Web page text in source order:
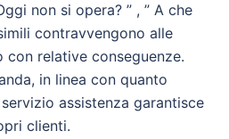
non si opera? ” , ” A che
contravvengono alle
con relative conseguenze.
in linea con quanto
assistenza garantisce
clienti.